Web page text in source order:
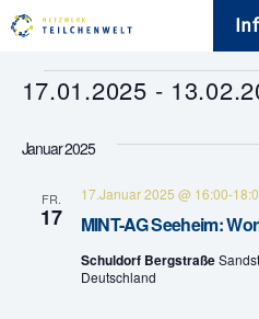
17.01.2025 -
a
t
Januar 2025
FR.
17 MINT-AG Seeheim:
17.Januar 2025 @ 16:00-
Schuldorf Bergstraße
Deutschland